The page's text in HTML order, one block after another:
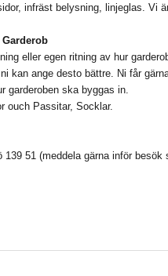
infräst belysning, linjeglas. Vi
Garderob
eller egen ritning av hur
kan ange desto bättre. Ni får
garderoben ska byggas in.
ouch Passitar, Socklar.
139 51 (meddela gärna inför besök